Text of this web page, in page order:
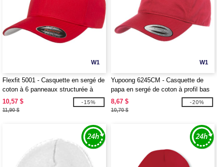
W1
Flexfit 5001 - Casquette en sergé de
coton à 6 panneaux structurée à
profil moyen
10,57 $
11,90 $
-15%
W1
Yupoong 6245CM - Casquette de
papa en sergé de coton à profil bas
pour adulte
8,67 $
10,70 $
-20%